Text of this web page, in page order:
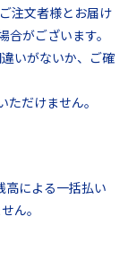
注文者様とお届け
がございます。
いがないか、ご確
だけません。
高による一括払い
ん。